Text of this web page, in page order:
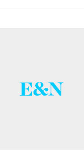
mundo de invernadero,